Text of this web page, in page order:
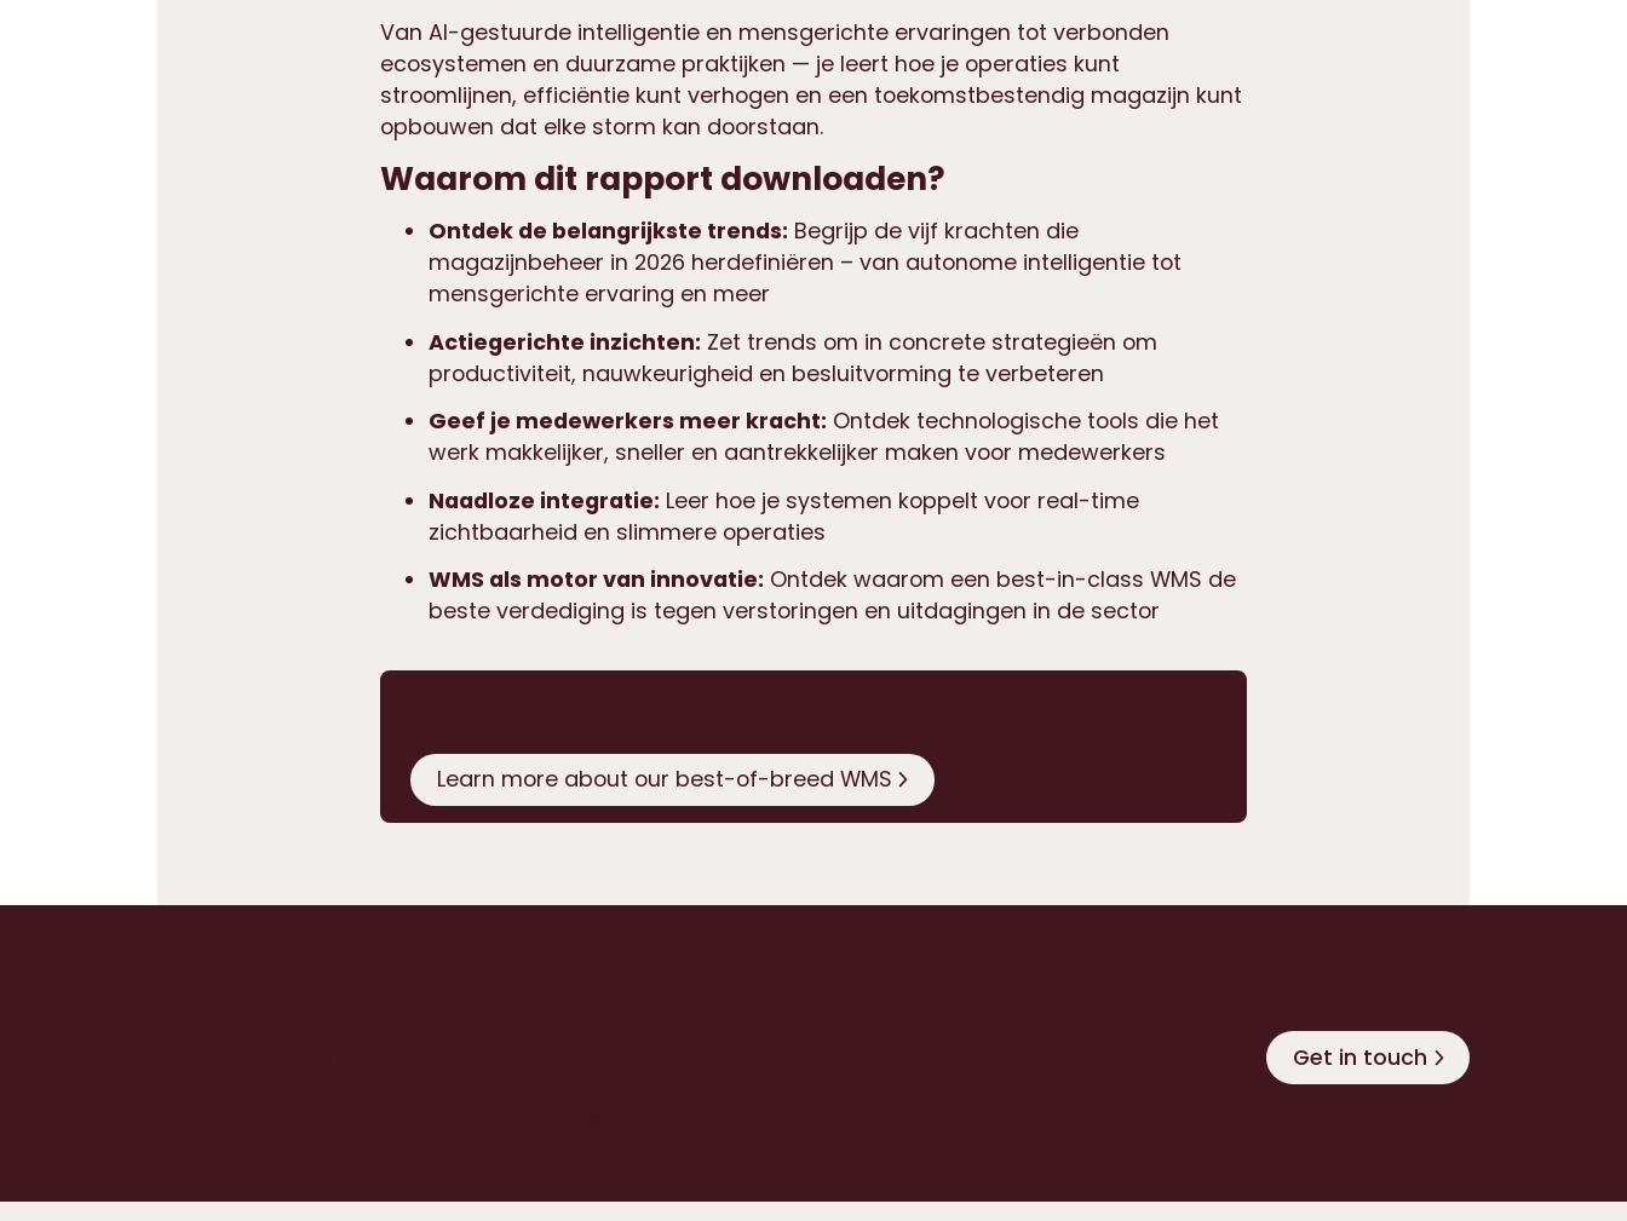
Van AI-gestuurde intelligentie en mensgerichte ervaringen tot verbonden
ecosystemen en duurzame praktijken — je leert hoe je operaties kunt
stroomlijnen, efficiëntie kunt verhogen en een toekomstbestendig magazijn kunt
opbouwen dat elke storm kan doorstaan.
Waarom dit rapport downloaden?
Ontdek de belangrijkste trends: Begrijp de vijf krachten die
magazijnbeheer in 2026 herdefiniëren – van autonome intelligentie tot
mensgerichte ervaring en meer
Actiegerichte inzichten: Zet trends om in concrete strategieën om
productiviteit, nauwkeurigheid en besluitvorming te verbeteren
Geef je medewerkers meer kracht: Ontdek technologische tools die het
werk makkelijker, sneller en aantrekkelijker maken voor medewerkers
Naadloze integratie: Leer hoe je systemen koppelt voor real-time
zichtbaarheid en slimmere operaties
WMS als motor van innovatie: Ontdek waarom een best-in-class WMS de
beste verdediging is tegen verstoringen en uitdagingen in de sector
Learn more about our best-of-breed WMS
Get in touch